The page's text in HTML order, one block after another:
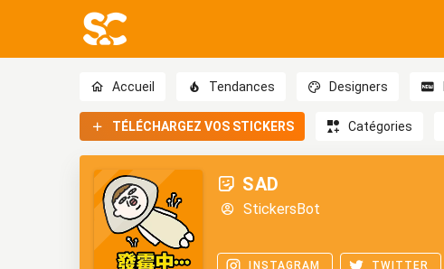
Accueil Tendances Designers
TÉLÉCHARGEZ VOS STICKERS Catégories
SAD
StickersBot
INSTAGRAM TWITTER